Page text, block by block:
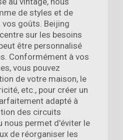
de styles et de
goûts. Beijing
sur les besoins
être personnalisé
Conformément à vos
vous pouvez
de votre maison, le
etc., pour créer un
adapté à
des circuits
nous permet d'éviter le
de réorganiser les